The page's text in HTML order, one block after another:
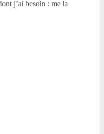
j’ai besoin : me la